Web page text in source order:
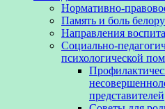
Нормативно-
Память и боль
Направления
Социально-
психологической
представителей